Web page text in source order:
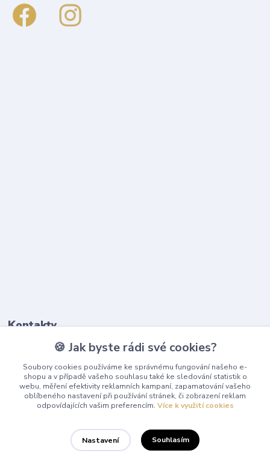
Kontakty
(Po-Pá, 9-17 hod.)
info@playcentrum.cz
🍪 Jak byste rádi své cookies?
Soubory cookies používáme ke správnému fungování našeho e-
shopu a v případě vašeho souhlasu také ke sledování statistik o
webu, měření efektivity reklamních kampaní, zapamatování vašeho
oblíbeného nastavení při používání stránek, či zobrazení reklam
odpovídajících vašim preferencím. Více k využití cookies
Nastavení Souhlasím